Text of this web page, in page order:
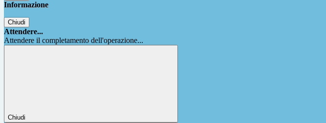
Informazione
Chiudi
Attendere...
Attendere il completamento dell'operazione...
Chiudi